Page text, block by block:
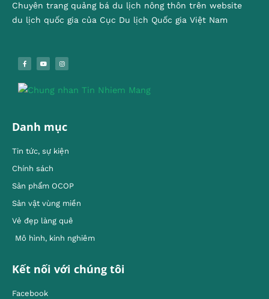
Chuyên trang quảng bá du lịch nông thôn trên website
du lịch quốc gia của Cục Du lịch Quốc gia Việt Nam
Danh mục
Tin tức, sự kiện
Chính sách
Sản phẩm OCOP
Sản vật vùng miền
Vẻ đẹp làng quê
Mô hình, kinh nghiêm
Kết nối với chúng tôi
Facebook